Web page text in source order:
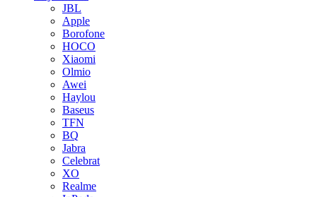
JBL
Apple
Borofone
HOCO
Xiaomi
Olmio
Awei
Haylou
Baseus
TFN
BQ
Jabra
Celebrat
XO
Realme